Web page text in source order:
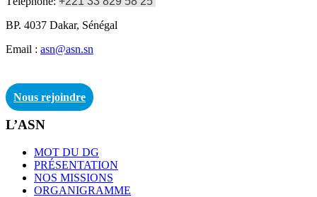
BP. 4037 Dakar, Sénégal
Email : asn@asn.sn
Nous rejoindre
L’ASN
MOT DU DG
PRÉSENTATION
NOS MISSIONS
ORGANIGRAMME